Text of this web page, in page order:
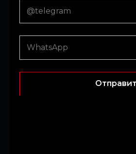
Submit